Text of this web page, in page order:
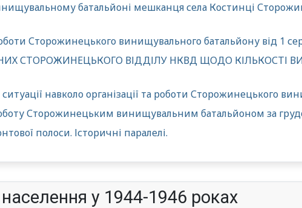
у 1944-1946 роках
батальйоні мешканця села Костинці
Сторожинецького винищувального батальйону від 1
СТОРОЖИНЕЦЬКОГО ВІДДІЛУ НКВД ЩОДО КІЛЬКОСТІ
навколо організації та роботи Сторожинецького
Сторожинецьким винищувальним батальйоном за
полоси. Історичні паралелі.